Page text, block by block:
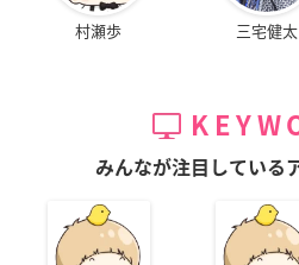
村瀬歩 三宅健太
みんなが注目している